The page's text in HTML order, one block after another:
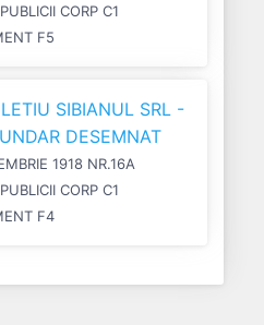
CORP C1
F5
SIBIANUL SRL -
DESEMNAT
1918 NR.16A
CORP C1
F4